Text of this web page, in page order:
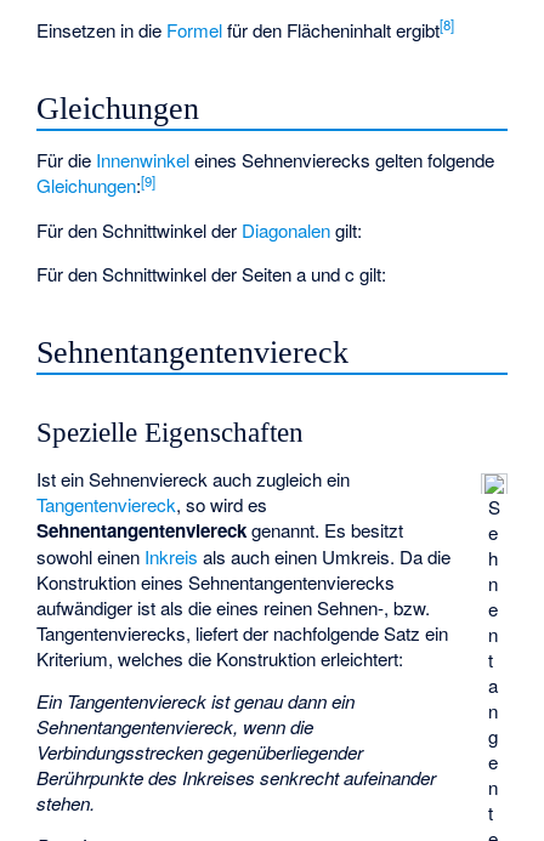
Einsetzen in die Formelfür den Flächeninhalt ergibt[8]
Gleichungen
Für die Innenwinkeleines Sehnenvierecks gelten folgende
Gleichungen:[9]
Für den Schnittwinkel der Diagonalengilt:
Für den Schnittwinkel der Seiten a und c gilt:
Sehnentangentenviereck
Spezielle Eigenschaften
S
e
h
n
e
n
t
a
n
g
e
n
t
Ist ein Sehnenviereck auch zugleich ein
Tangentenviereck, so wird es
Sehnentangentenviereckgenannt. Es besitzt
sowohl einen Inkreis als auch einen Umkreis. Da die
Konstruktion eines Sehnentangentenvierecks
aufwändiger ist als die eines reinen Sehnen-, bzw.
Tangentenvierecks, liefert der nachfolgende Satz ein
Kriterium, welches die Konstruktion erleichtert:
Ein Tangentenviereck ist genau dann ein
Sehnentangentenviereck, wenn die
Verbindungsstrecken gegenüberliegender
Berührpunkte des Inkreises senkrecht aufeinander
stehen.